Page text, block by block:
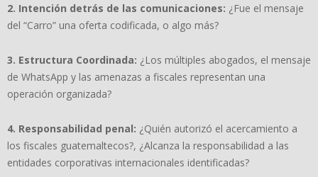
2. Intención detrás de las comunicaciones: ¿Fue el mensaje
del “Carro” una oferta codificada, o algo más?
3. Estructura Coordinada: ¿Los múltiples abogados, el mensaje
de WhatsApp y las amenazas a fiscales representan una
operación organizada?
4. Responsabilidad penal: ¿Quién autorizó el acercamiento a
los fiscales guatemaltecos?, ¿Alcanza la responsabilidad a las
entidades corporativas internacionales identificadas?